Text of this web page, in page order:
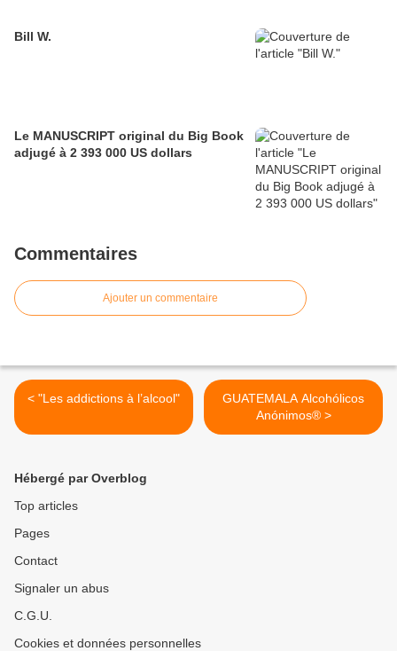
Bill W.
Le MANUSCRIPT original du Big Book
adjugé à 2 393 000 US dollars
Commentaires
Ajouter un commentaire
< "Les addictions à l’alcool"
GUATEMALA Alcohólicos
Anónimos® >
Hébergé par Overblog
Top articles
Pages
Contact
Signaler un abus
C.G.U.
Cookies et données personnelles